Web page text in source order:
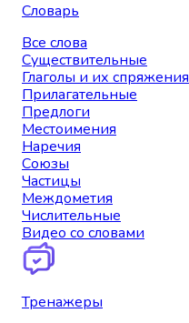
Словарь
Все слова
Существительные
Глаголы и их спряжения
Прилагательные
Предлоги
Местоимения
Наречия
Союзы
Частицы
Междометия
Числительные
Видео со словами
Тренажеры